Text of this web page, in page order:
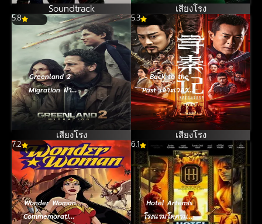
Soundtrack เสียงโรง
5.8
Greenland 2
Migration ฝ่า
ชะตา โลกาวินาศ
(2025)
เสียงโรง
5.3
Back to the
Past เจาะเวลาหา
จิ๋นซี เดอะมูฟวี่
(2025)
เสียงโรง
7.2
Wonder Woman
Commemorative
6.1
Hotel Artemis
โรงแรมโคตรมหา